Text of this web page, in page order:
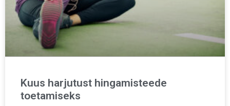
Kuus harjutust hingamisteede
toetamiseks